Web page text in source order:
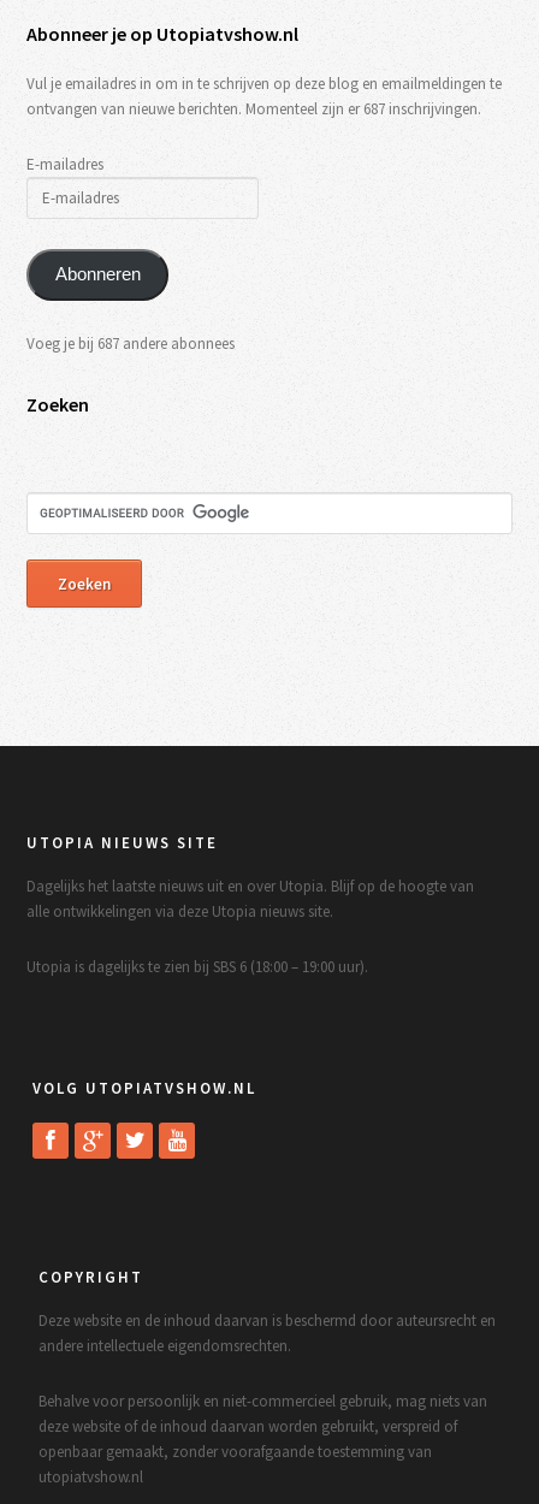
Abonneer je op Utopiatvshow.nl
Vul je emailadres in om in te schrijven op deze blog en emailmeldingen te
ontvangen van nieuwe berichten. Momenteel zijn er 687 inschrijvingen.
E-mailadres
Abonneren
Voeg je bij 687 andere abonnees
Zoeken
UTOPIA NIEUWS SITE
Dagelijks het laatste nieuws uit en over Utopia. Blijf op de hoogte van
alle ontwikkelingen via deze Utopia nieuws site.
Utopia is dagelijks te zien bij SBS 6 (18:00 – 19:00 uur).
VOLG UTOPIATVSHOW.NL
COPYRIGHT
Deze website en de inhoud daarvan is beschermd door auteursrecht en
andere intellectuele eigendomsrechten.
Behalve voor persoonlijk en niet-commercieel gebruik, mag niets van
deze website of de inhoud daarvan worden gebruikt, verspreid of
openbaar gemaakt, zonder voorafgaande toestemming van
utopiatvshow.nl